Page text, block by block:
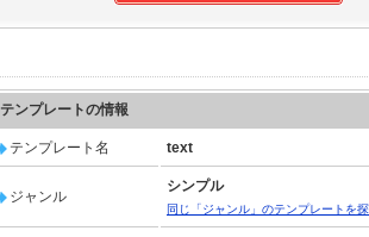
テンプレートの情報
テンプレート名 text
ジャンル
シンプル
同じ「ジャンル」のテンプレートを